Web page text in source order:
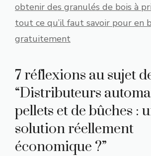
obtenir des granulés de bois à
tout ce qu’il faut savoir pour en
gratuitement
7 réflexions au sujet
“Distributeurs
pellets et de bûches :
solution réellement
économique ?”